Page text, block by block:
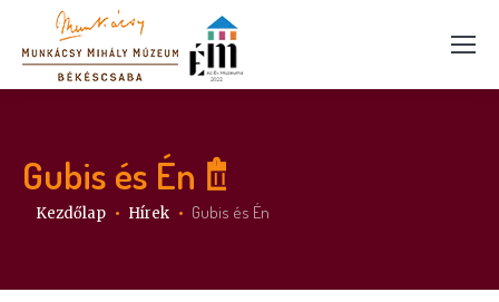
Gubis és Én
Itt vagy:
Kezdőlap Hírek Gubis és Én